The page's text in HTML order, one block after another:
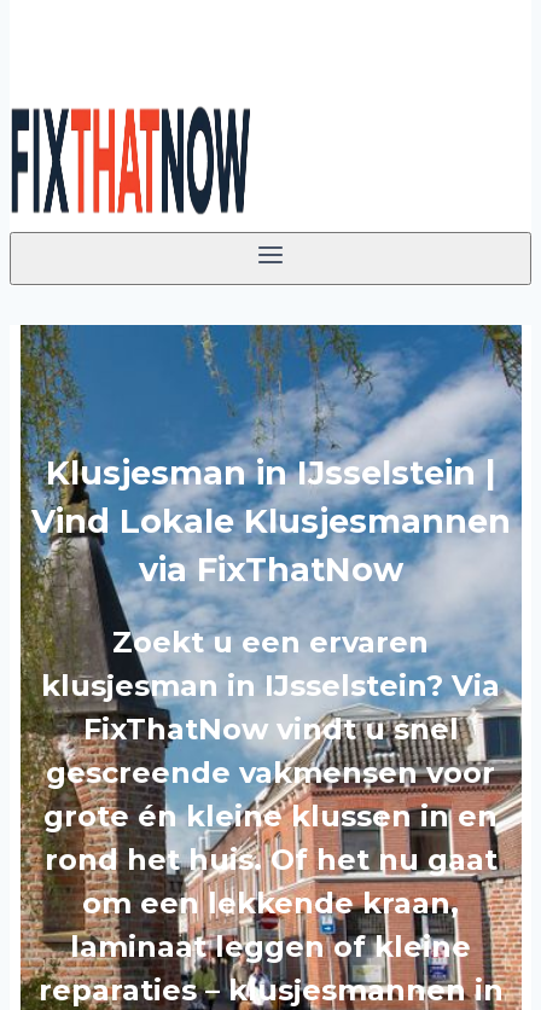
Klusjesman in IJsselstein |
Vind Lokale Klusjesmannen
via FixThatNow
Zoekt u een ervaren
klusjesman in IJsselstein? Via
FixThatNow vindt u snel
gescreende vakmensen voor
grote én kleine klussen in en
rond het huis. Of het nu gaat
om een lekkende kraan,
laminaat leggen of kleine
reparaties – klusjesmannen in